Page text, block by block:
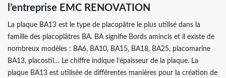
l’entreprise EMC RENOVATION
La plaque BA13 est le type de placopâtre le plus utilisé dans la
famille des placoplâtres BA. BA signifie Bords amincis et il existe de
nombreux modèles : BA6, BA10, BA15, BA18, BA25, placomarine
BA13, placostil… Le chiffre indique l’épaisseur de la plaque. La
plaque BA13 est utilisée de différentes manières pour la création de